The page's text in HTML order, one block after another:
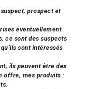
prospect et
éventuellement
ce sont des suspects
sont intéressés
ils peuvent être des
offre, mes produits :